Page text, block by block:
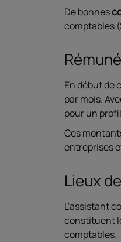
De bonnes
comptables
En début de
par mois.
pour un
Ces
entreprises
Lieux
L'assistant
constituent
comptables.